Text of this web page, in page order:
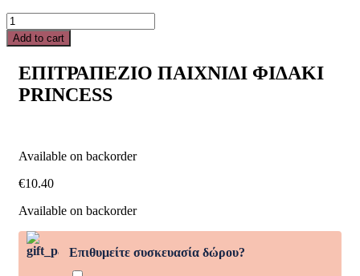
ΕΠΙΤΡΑΠΕΖΙΟ
ΠΑΙΧΝΙΔΙ
ΦΙΔΑΚΙ
quantity
Add to cart
ΕΠΙΤΡΑΠΕΖΙΟ ΠΑΙΧΝΙΔΙ ΦΙΔΑΚΙ
PRINCESS
Available on backorder
€10.40
Available on backorder
Επιθυμείτε συσκευασία δώρου?